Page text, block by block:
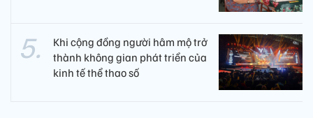
Khi cộng đồng người hâm mộ trở
thành không gian phát triển của
kinh tế thể thao số